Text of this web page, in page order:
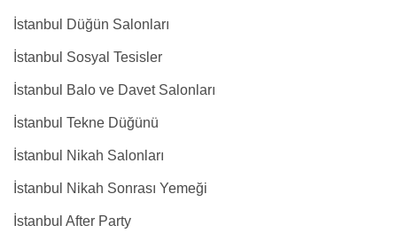
İstanbul Düğün Salonları
İstanbul Sosyal Tesisler
İstanbul Balo ve Davet Salonları
İstanbul Tekne Düğünü
İstanbul Nikah Salonları
İstanbul Nikah Sonrası Yemeği
İstanbul After Party